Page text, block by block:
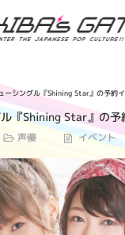
シングル『Shining Star』の予約イ
『Shining Star』の予
声優 イベント